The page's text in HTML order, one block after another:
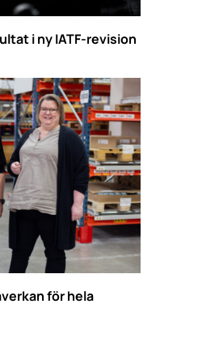
i ny IATF-revision
för hela